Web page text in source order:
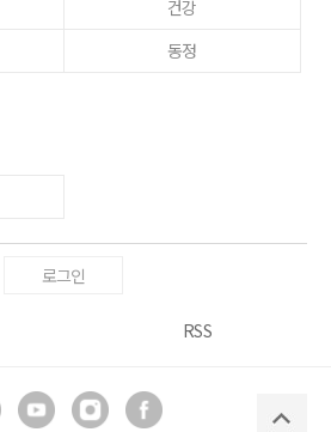
건강
동정
로그인
RSS